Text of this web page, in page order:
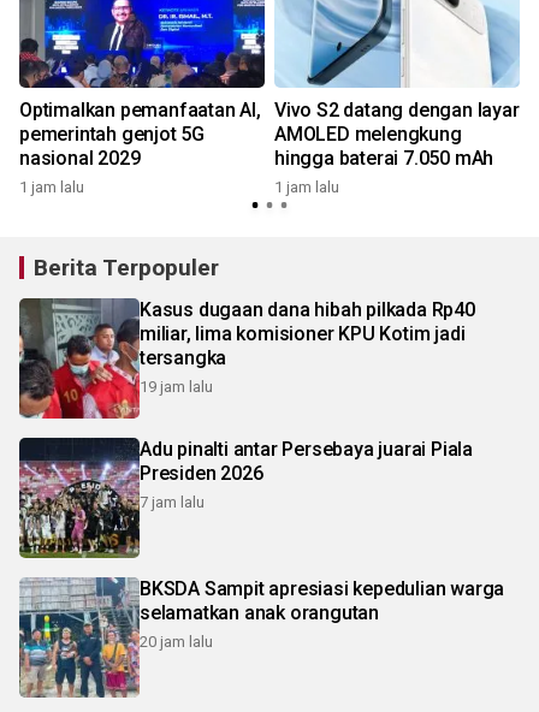
Optimalkan pemanfaatan AI,
pemerintah genjot 5G
nasional 2029
1 jam lalu
Vivo S2 datang dengan layar
AMOLED melengkung
hingga baterai 7.050 mAh
1 jam lalu
Berita Terpopuler
Kasus dugaan dana hibah pilkada Rp40
miliar, lima komisioner KPU Kotim jadi
tersangka
19 jam lalu
Adu pinalti antar Persebaya juarai Piala
Presiden 2026
7 jam lalu
BKSDA Sampit apresiasi kepedulian warga
selamatkan anak orangutan
20 jam lalu